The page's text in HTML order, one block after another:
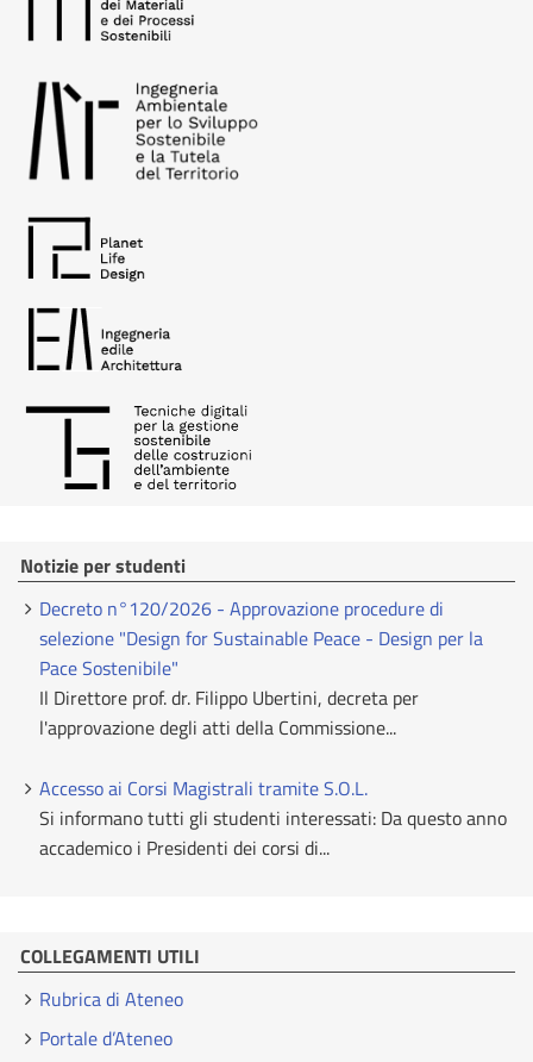
Notizie per studenti
Decreto n°120/2026 - Approvazione procedure di
selezione "Design for Sustainable Peace - Design per la
Pace Sostenibile"
Il Direttore prof. dr. Filippo Ubertini, decreta per
l'approvazione degli atti della Commissione...
Accesso ai Corsi Magistrali tramite S.O.L.
Si informano tutti gli studenti interessati: Da questo anno
accademico i Presidenti dei corsi di...
COLLEGAMENTI UTILI
Rubrica di Ateneo
Portale d’Ateneo